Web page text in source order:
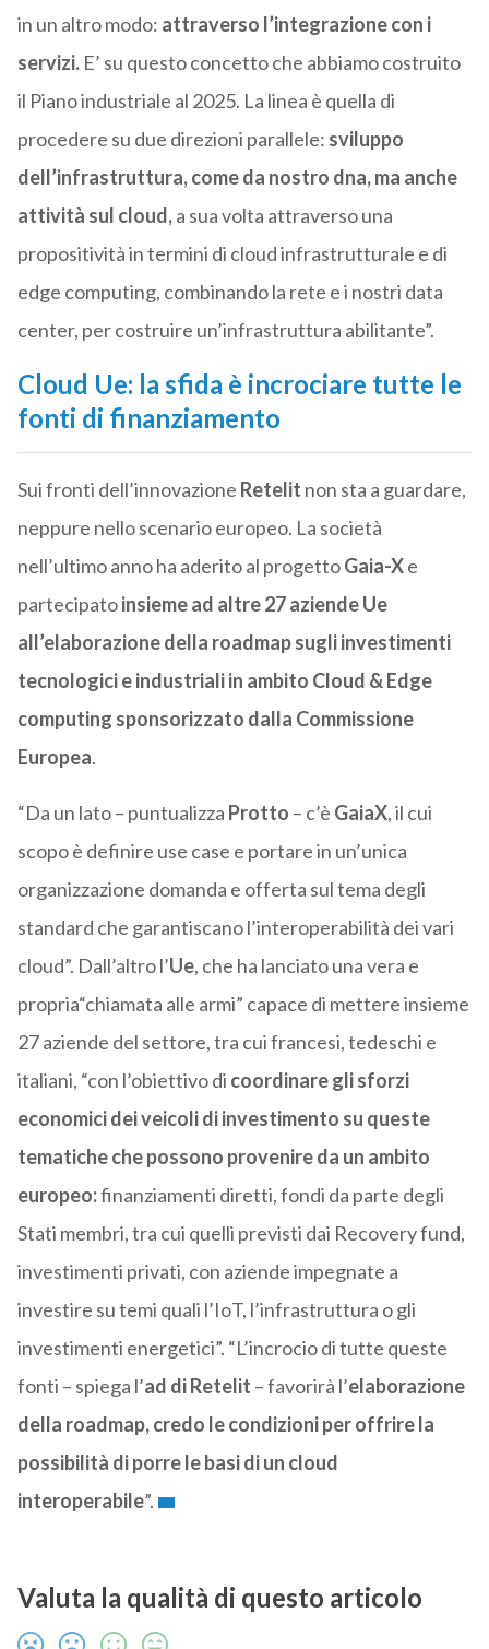
in un altro modo: attraverso l’integrazione con i
servizi.E’ su questo concetto che abbiamo costruito
il Piano industriale al 2025. La linea è quella di
procedere su due direzioni parallele: sviluppo
dell’infrastruttura, come da nostro dna, ma anche
attività sul cloud,a sua volta attraverso una
propositività in termini di cloud infrastrutturale e di
edge computing, combinando la rete e i nostri data
center, per costruire un’infrastruttura abilitante”.
Cloud Ue: la sfida è incrociare tutte le
fonti di finanziamento
Sui fronti dell’innovazione Retelit non sta a guardare,
neppure nello scenario europeo. La società
nell’ultimo anno ha aderito al progettoGaia-Xe
partecipatoinsieme ad altre 27 aziende Ue
all’elaborazione della roadmap sugli investimenti
tecnologici e industriali in ambito Cloud & Edge
computing sponsorizzato dalla Commissione
Europea.
“Da un lato – puntualizza Protto – c’è GaiaX, il cui
scopo è definire use case e portare in un’unica
organizzazione domanda e offerta sul tema degli
standard che garantiscano l’interoperabilità dei vari
cloud”. Dall’altro l’Ue, che ha lanciato una vera e
propria“chiamata alle armi” capace di mettere insieme
27 aziende del settore, tra cui francesi, tedeschi e
italiani, “con l’obiettivo di coordinare gli sforzi
economici dei veicoli di investimento su queste
tematiche che possono provenire da un ambito
europeo:finanziamenti diretti, fondi da parte degli
Stati membri, tra cui quelli previsti dai Recovery fund,
investimenti privati, con aziende impegnate a
investire su temi quali l’IoT, l’infrastruttura o gli
investimenti energetici”. “L’incrocio di tutte queste
fonti – spiega l’ad di Retelit – favorirà l’elaborazione
della roadmap, credo le condizioni per offrire la
possibilità di porre le basi di un cloud
interoperabile”.
Valuta la qualità di questo articolo